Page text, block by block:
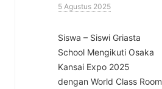
5 Agustus 2025
Siswa – Siswi Griasta
School Mengikuti Osaka
Kansai Expo 2025
dengan World Class Room